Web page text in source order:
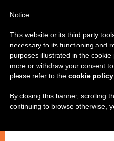
Notice
This website or its third party
necessary to its functioning and
purposes illustrated in the cookie
more or withdraw your consent
please refer to the cookie policy
By closing this banner, scrolling
continuing to browse otherwise,